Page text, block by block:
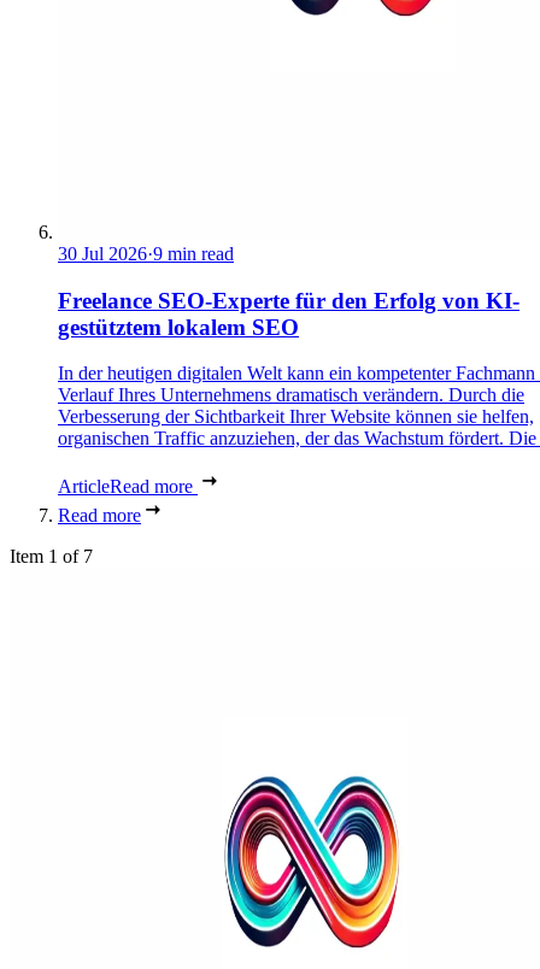
30 Jul 2026·9 min read
Freelance SEO-Experte für den Erfolg von KI-
gestütztem lokalem SEO
In der heutigen digitalen Welt kann ein kompetenter Fachmann
Verlauf Ihres Unternehmens dramatisch verändern. Durch die
Verbesserung der Sichtbarkeit Ihrer Website können sie helfen,
organischen Traffic anzuziehen, der das Wachstum fördert.
ArticleRead more
Read more
Item 1 of 7